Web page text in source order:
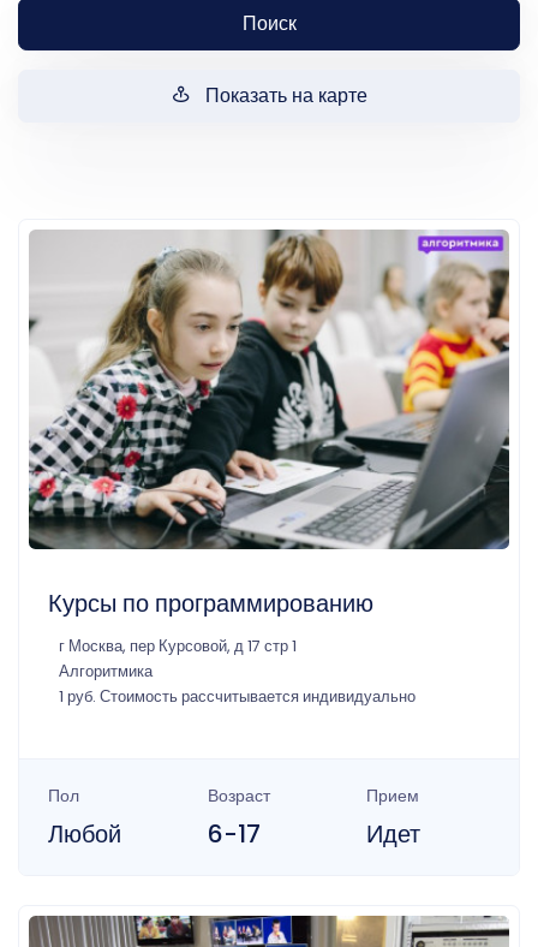
Поиск
Показать на карте
Курсы по программированию
г Москва, пер Курсовой, д 17 стр 1
Алгоритмика
1 руб. Стоимость рассчитывается индивидуально
Пол
Любой
Возраст
6-17
Прием
Идет